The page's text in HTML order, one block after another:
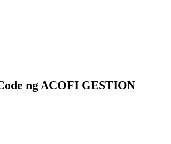
ng ACOFI GESTION